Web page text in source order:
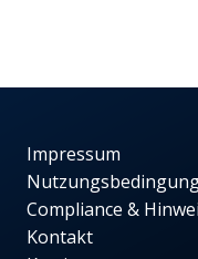
Impressum
Compliance &
Kontakt